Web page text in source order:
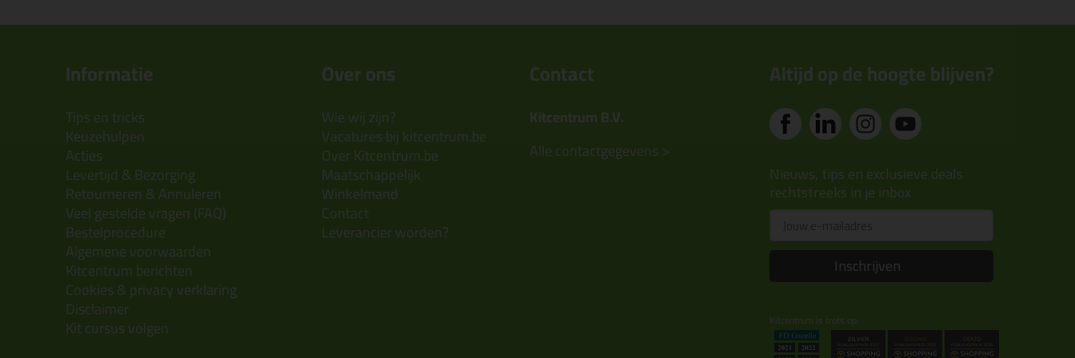
Informatie
Tips en tricks
Keuzehulpen
Acties
Levertijd & Bezorging
Retourneren & Annuleren
Veel gestelde vragen (FAQ)
Bestelprocedure
Algemene voorwaarden
Kitcentrum berichten
Cookies & privacy verklaring
Disclaimer
Kit cursus volgen
Over ons
Wie wij zijn?
Vacatures bij kitcentrum.be
Over Kitcentrum.be
Maatschappelijk
Winkelmand
Contact
Leverancier worden?
Contact
Kitcentrum B.V.
Alle contactgegevens >
Altijd op de hoogte blijven?
Nieuws, tips en exclusieve deals
rechtstreeks in je inbox
Inschrijven
Kitcentrum is trots op: